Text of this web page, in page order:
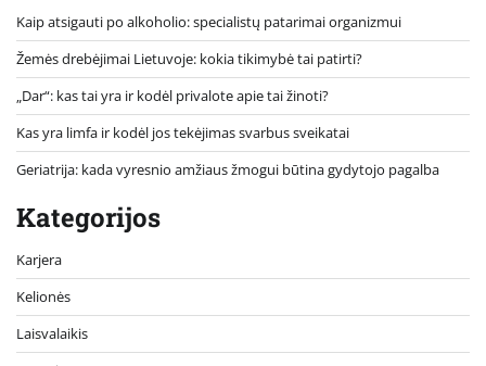
Kaip atsigauti po alkoholio: specialistų patarimai organizmui
Žemės drebėjimai Lietuvoje: kokia tikimybė tai patirti?
„Dar“: kas tai yra ir kodėl privalote apie tai žinoti?
Kas yra limfa ir kodėl jos tekėjimas svarbus sveikatai
Geriatrija: kada vyresnio amžiaus žmogui būtina gydytojo pagalba
Kategorijos
Karjera
Kelionės
Laisvalaikis